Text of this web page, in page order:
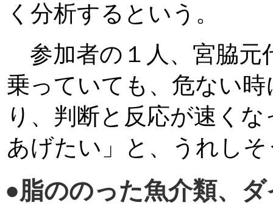
く分析するという。
参加者の１人、宮脇元
乗っていても、危ない
り、判断と反応が速く
あげたい」と、うれし
●脂ののった魚介類、